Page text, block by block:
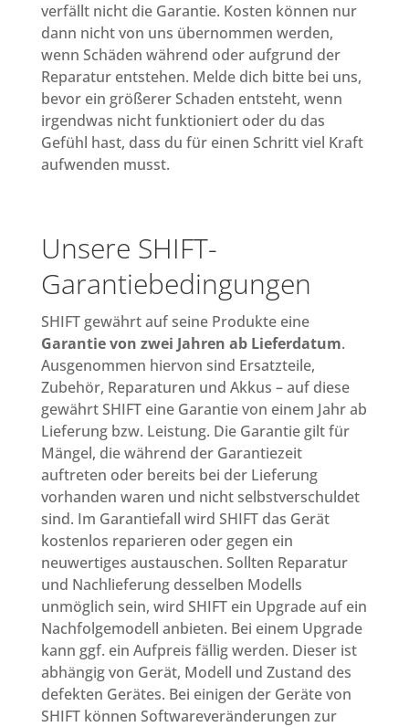
verfällt nicht die Garantie. Kosten können nur
dann nicht von uns übernommen werden,
wenn Schäden während oder aufgrund der
Reparatur entstehen. Melde dich bitte bei uns,
bevor ein größerer Schaden entsteht, wenn
irgendwas nicht funktioniert oder du das
Gefühl hast, dass du für einen Schritt viel Kraft
aufwenden musst.
Unsere SHIFT-
Garantiebedingungen
SHIFT gewährt auf seine Produkte eine
Garantie von zwei Jahren ab Lieferdatum.
Ausgenommen hiervon sind Ersatzteile,
Zubehör, Reparaturen und Akkus – auf diese
gewährt SHIFT eine Garantie von einem Jahr ab
Lieferung bzw. Leistung. Die Garantie gilt für
Mängel, die während der Garantiezeit
auftreten oder bereits bei der Lieferung
vorhanden waren und nicht selbstverschuldet
sind. Im Garantiefall wird SHIFT das Gerät
kostenlos reparieren oder gegen ein
neuwertiges austauschen. Sollten Reparatur
und Nachlieferung desselben Modells
unmöglich sein, wird SHIFT ein Upgrade auf ein
Nachfolgemodell anbieten. Bei einem Upgrade
kann ggf. ein Aufpreis fällig werden. Dieser ist
abhängig von Gerät, Modell und Zustand des
defekten Gerätes. Bei einigen der Geräte von
SHIFT können Softwareveränderungen zur